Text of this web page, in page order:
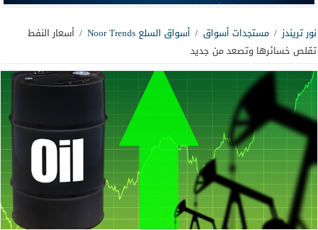
نور تريندز / مستجدات أسواق / أسواق السلع Noor Trends / أسعار النفط
تقلص خسائرها وتصعد من جديد